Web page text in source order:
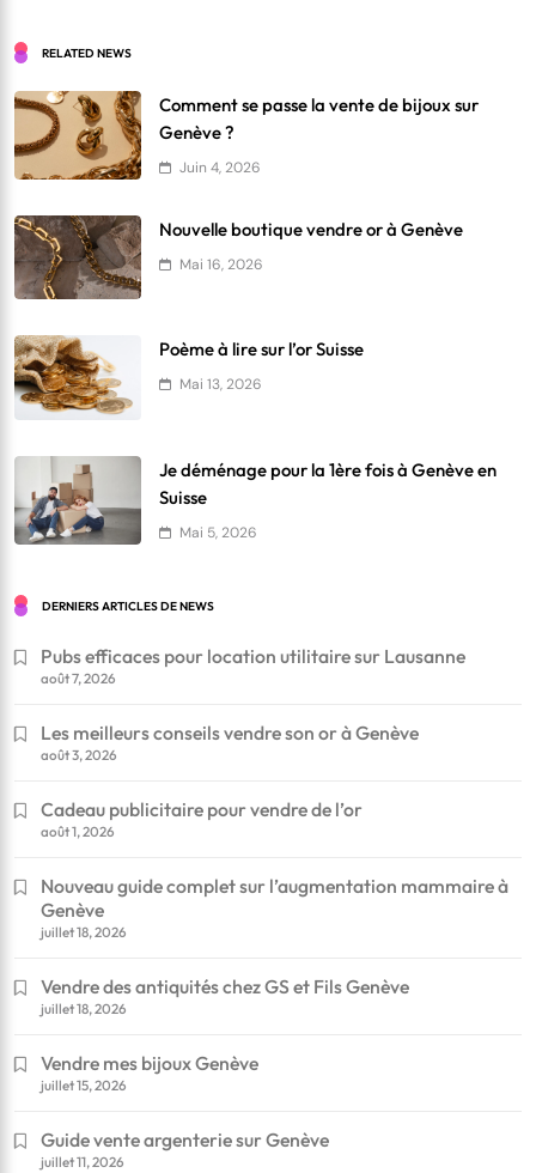
RELATED NEWS
Comment se passe la vente de bijoux sur
Genève ?
Juin 4, 2026
Nouvelle boutique vendre or à Genève
Mai 16, 2026
Poème à lire sur l’or Suisse
Mai 13, 2026
Je déménage pour la 1ère fois à Genève en
Suisse
Mai 5, 2026
DERNIERS ARTICLES DE NEWS
Pubs efficaces pour location utilitaire sur Lausanne
août 7, 2026
Les meilleurs conseils vendre son or à Genève
août 3, 2026
Cadeau publicitaire pour vendre de l’or
août 1, 2026
Nouveau guide complet sur l’augmentation mammaire à
Genève
juillet 18, 2026
Vendre des antiquités chez GS et Fils Genève
juillet 18, 2026
Vendre mes bijoux Genève
juillet 15, 2026
Guide vente argenterie sur Genève
juillet 11, 2026